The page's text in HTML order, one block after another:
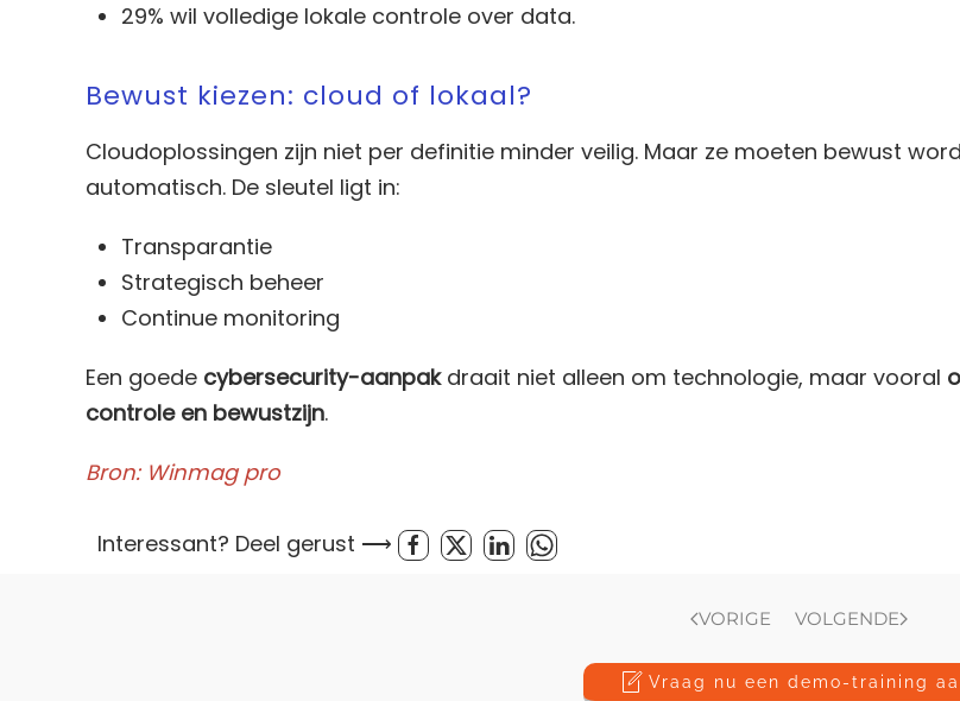
29% wil volledige lokale controle over data.
Bewust kiezen: cloud of lokaal?
Cloudoplossingen zijn niet per definitie minder veilig. Maar ze moeten bewust
automatisch. De sleutel ligt in:
Transparantie
Strategisch beheer
Continue monitoring
Een goede cybersecurity-aanpakdraait niet alleen om technologie, maar vooral
controle en bewustzijn.
Bron: Winmag pro
Interessant? Deel gerust ⟶
VORIGE VOLGENDE
Vraag nu een demo-training